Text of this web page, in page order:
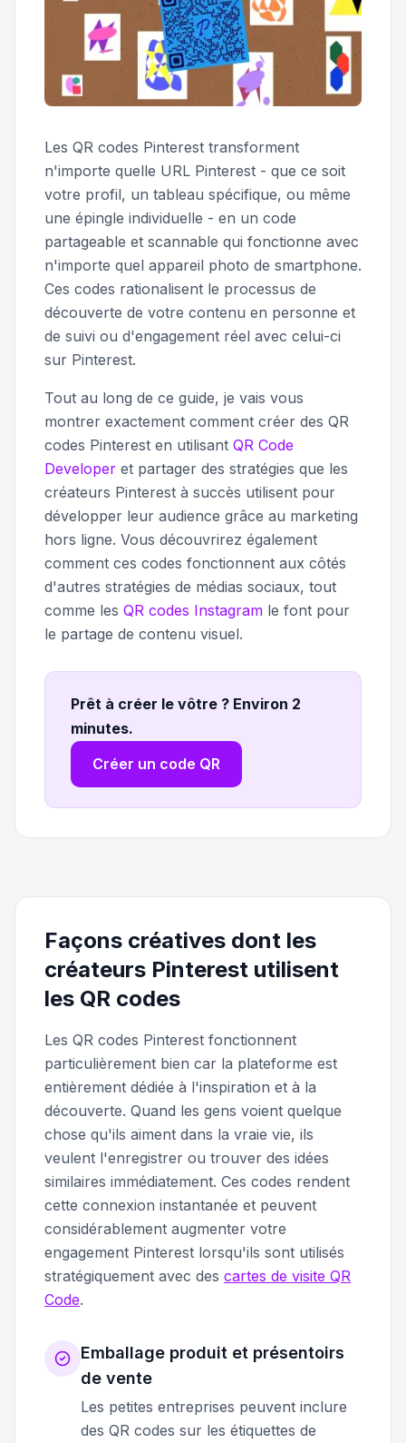
Les QR codes Pinterest transforment
n'importe quelle URL Pinterest - que ce soit
votre profil, un tableau spécifique, ou même
une épingle individuelle - en un code
partageable et scannable qui fonctionne avec
n'importe quel appareil photo de smartphone.
Ces codes rationalisent le processus de
découverte de votre contenu en personne et
de suivi ou d'engagement réel avec celui-ci
sur Pinterest.
Tout au long de ce guide, je vais vous
montrer exactement comment créer des QR
codes Pinterest en utilisant QR Code
Developer et partager des stratégies que les
créateurs Pinterest à succès utilisent pour
développer leur audience grâce au marketing
hors ligne. Vous découvrirez également
comment ces codes fonctionnent aux côtés
d'autres stratégies de médias sociaux, tout
comme les QR codes Instagram le font pour
le partage de contenu visuel.
Prêt à créer le vôtre ? Environ 2
minutes.
Créer un code QR
Façons créatives dont les
créateurs Pinterest utilisent
les QR codes
Les QR codes Pinterest fonctionnent
particulièrement bien car la plateforme est
entièrement dédiée à l'inspiration et à la
découverte. Quand les gens voient quelque
chose qu'ils aiment dans la vraie vie, ils
veulent l'enregistrer ou trouver des idées
similaires immédiatement. Ces codes rendent
cette connexion instantanée et peuvent
considérablement augmenter votre
engagement Pinterest lorsqu'ils sont utilisés
stratégiquement avec des cartes de visite QR
Code.
Emballage produit et présentoirs
de vente
Les petites entreprises peuvent inclure
des QR codes sur les étiquettes de